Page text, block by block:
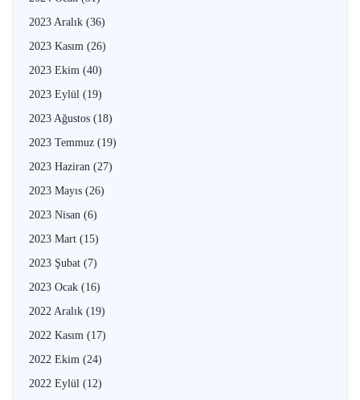
2023 Aralık (36)
2023 Kasım (26)
2023 Ekim (40)
2023 Eylül (19)
2023 Ağustos (18)
2023 Temmuz (19)
2023 Haziran (27)
2023 Mayıs (26)
2023 Nisan (6)
2023 Mart (15)
2023 Şubat (7)
2023 Ocak (16)
2022 Aralık (19)
2022 Kasım (17)
2022 Ekim (24)
2022 Eylül (12)